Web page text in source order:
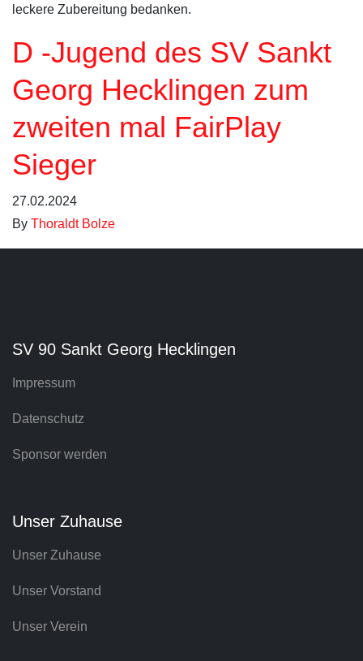
leckere Zubereitung bedanken.
D -Jugend des SV Sankt
Georg Hecklingen zum
zweiten mal FairPlay
Sieger
27.02.2024
By Thoraldt Bolze
SV 90 Sankt Georg Hecklingen
Impressum
Datenschutz
Sponsor werden
Unser Zuhause
Unser Zuhause
Unser Vorstand
Unser Verein